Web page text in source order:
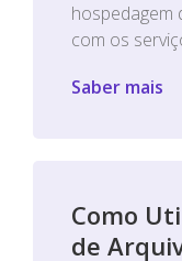
hospedagem
com os
Saber mais
Como
de